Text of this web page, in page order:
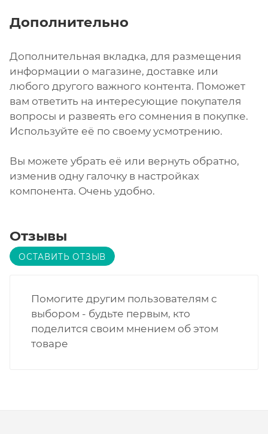
Дополнительно
Дополнительная вкладка, для размещения
информации о магазине, доставке или
любого другого важного контента. Поможет
вам ответить на интересующие покупателя
вопросы и развеять его сомнения в покупке.
Используйте её по своему усмотрению.
Вы можете убрать её или вернуть обратно,
изменив одну галочку в настройках
компонента. Очень удобно.
Отзывы
ОСТАВИТЬ ОТЗЫВ
Помогите другим пользователям с
выбором - будьте первым, кто
поделится своим мнением об этом
товаре